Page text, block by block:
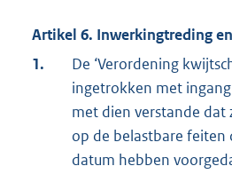
Artikel 6. Inwerkingtreding
1.
De ‘Verordening
ingetrokken met
met dien verstande dat
op de belastbare feiten
datum hebben